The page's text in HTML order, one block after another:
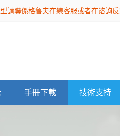
請聯係格魯夫在線客服或者在谘詢
手冊下載 技術支持